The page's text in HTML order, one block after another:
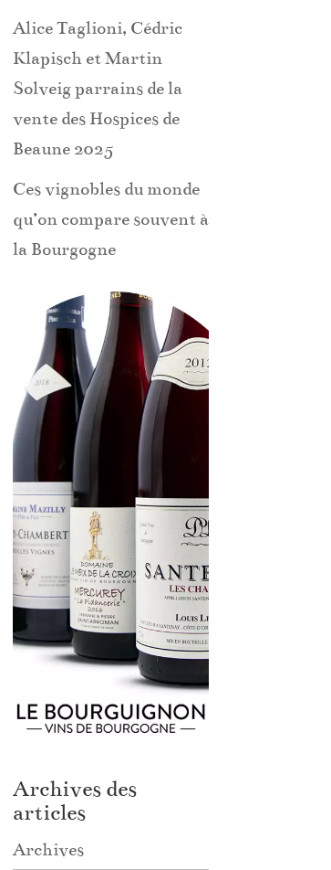
Alice Taglioni, Cédric
Klapisch et Martin
Solveig parrains de la
vente des Hospices de
Beaune 2025
Ces vignobles du monde
qu’on compare souvent à
la Bourgogne
Archives des
articles
Archives